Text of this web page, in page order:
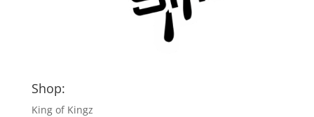
Shop:
King of Kingz